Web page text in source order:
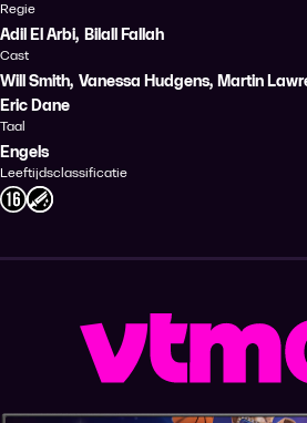
Regie
Adil El Arbi, Bilall Fallah
Cast
Will Smith, Vanessa Hudgens, Martin
Eric Dane
Taal
Engels
Leeftijdsclassificatie